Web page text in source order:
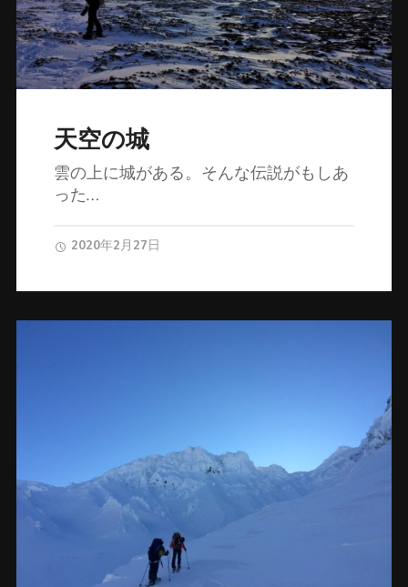
天空の城
雲の上に城がある。そんな伝説がもしあ
った…
2020年2月27日